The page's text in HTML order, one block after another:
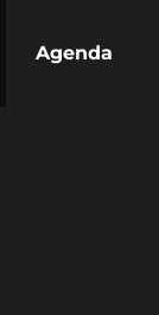
Agenda